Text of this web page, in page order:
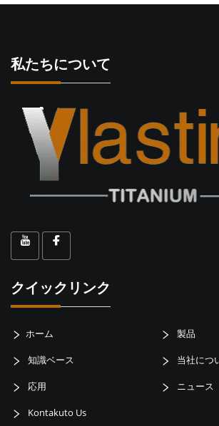
私たちについて
クイックリンク
ホーム 製品
知識ベース 当社につ
応用 ニュース
Kontakuto Us